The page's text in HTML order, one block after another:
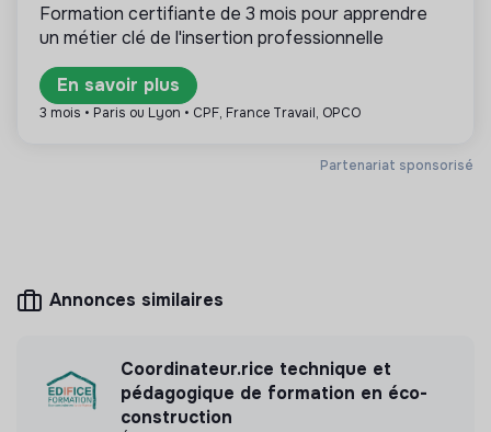
Plus d'informations
ÉducationPartenariat sponsorisé
Formation certifiante de 3 mois pour apprendre
un métier clé de l'insertion professionnelle
En savoir plus
3 mois • Paris ou Lyon • CPF, France Travail, OPCO
Annonces similaires
Coordinateur.rice technique et
pédagogique de formation en éco-
construction